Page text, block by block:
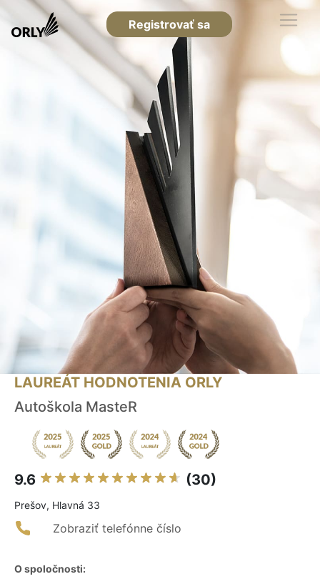
Registrovať sa
LAUREÁT HODNOTENIA ORLY
Autoškola MasteR
9.6 (30)
Prešov, Hlavná 33
Zobraziť telefónne číslo
O spoločnosti: